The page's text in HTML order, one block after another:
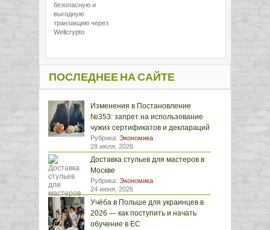
безопасную и
выгодную
транзакцию через
Wellcrypto
ПОСЛЕДНЕЕ НА САЙТЕ
Изменения в Постановление
№353: запрет на использование
чужих сертификатов и деклараций
Рубрика: Экономика
28 июля, 2026
Доставка стульев для мастеров в
Москве
Рубрика: Экономика
24 июня, 2026
Учёба в Польше для украинцев в
2026 — как поступить и начать
обучение в ЕС